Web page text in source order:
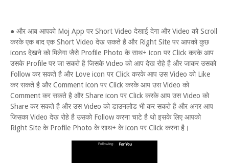
● और आब आपको Moj App पर Short Video देखाई देगा और Video को Scroll
करके एक बाद एक Short Video देख सकते है और Right Site पर आपको कुछ
icons देखने को मिलेगा जैसे Profile Photo के साथ+ icon पर Click करके आप
उसके Profile पर जा सकते है जिसके Video को आप देख रोहे है और जाकर उसको
Follow कर सकते है और Love icon पर Click करके आप उस Video को Like
कर सकते है और Comment icon पर Click करके आप उस Video को
Comment कर सकते है और Share icon पर Click करके आप उस Video को
Share कर सकते है और उस Video को डाउनलोड भी कर सकते है और अगर आप
जिसका Video देख रोहे है उसको Follow करना चाटे है थो इसके लिए आपको
Right Site के Profile Photo के साथ+ के icon पर Click करना है।